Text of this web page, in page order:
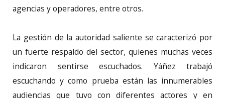
agencias y operadores, entre otros.
La gestión de la autoridad saliente se caracterizó por
un fuerte respaldo del sector, quienes muchas veces
indicaron sentirse escuchados. Yáñez trabajó
escuchando y como prueba están las innumerables
audiencias que tuvo con diferentes actores y en